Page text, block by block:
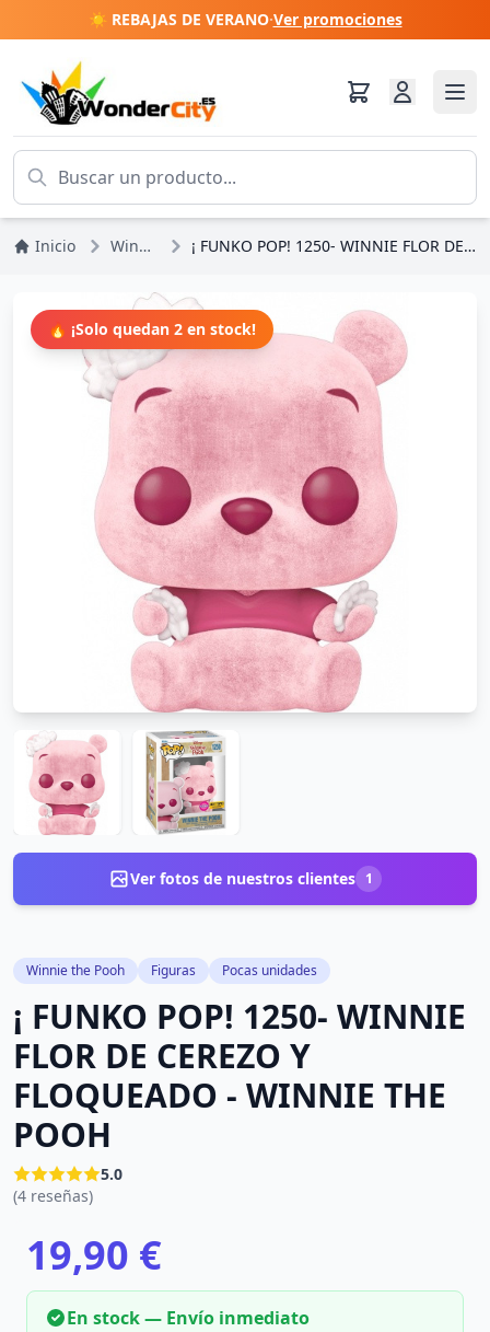
☀️ REBAJAS DE VERANO·Ver promociones
Inicio Winnie the Pooh ¡ FUNKO POP! 1250- WINNIE FLOR DE CEREZO Y FLOQUEADO - WINNIE THE POOH
🔥 ¡Solo quedan 2 en stock!
Ver fotos de nuestros clientes 1
Winnie the Pooh Figuras Pocas unidades
¡ FUNKO POP! 1250- WINNIE
FLOR DE CEREZO Y
FLOQUEADO - WINNIE THE
POOH
5.0
(4 reseñas)
19,90 €
En stock — Envío inmediato